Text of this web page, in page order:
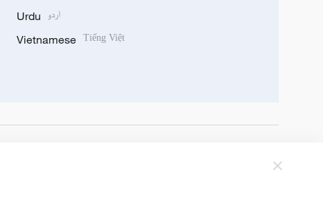
Urdu اردو
Vietnamese Tiếng Việt